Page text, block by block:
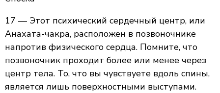
17 — Этот психический сердечный центр, или
Анахата-чакра, расположен в позвоночнике
напротив физического сердца. Помните, что
позвоночник проходит более или менее через
центр тела. То, что вы чувствуете вдоль спины,
является лишь поверхностными выступами.